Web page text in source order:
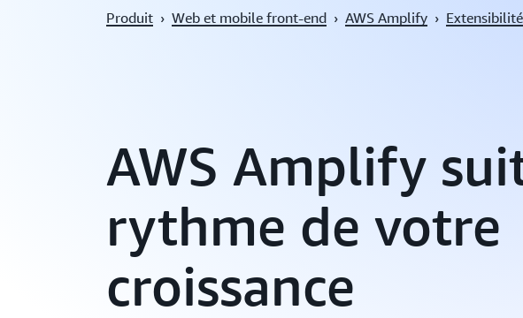
Produit › Web et mobile front-end › AWS Amplify › Extensibilité
AWS Amplify
rythme de votre
croissance